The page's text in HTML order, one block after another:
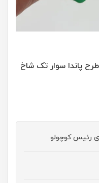
پاندا سوار تک شاخ
رئیس کوچولو